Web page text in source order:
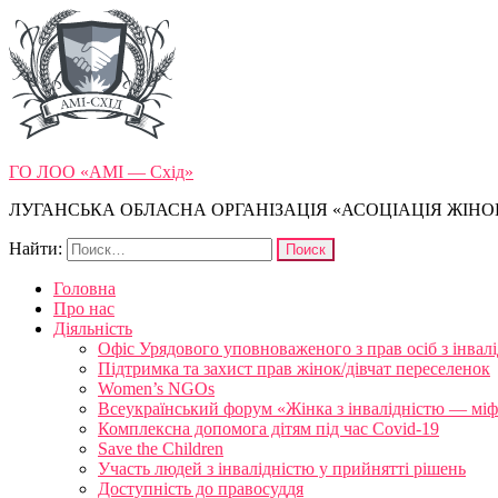
ГО ЛОО «АМІ — Схід»
ЛУГАНСЬКА ОБЛАСНА ОРГАНІЗАЦІЯ «АСОЦІАЦІЯ
Найти:
Головна
Про нас
Діяльність
Офіс Урядового уповноваженого з прав осіб з
Підтримка та захист прав жінок/дівчат переселенок
Women’s NGOs
Всеукраїнський форум «Жінка з інвалідністю —
Комплексна допомога дітям під час Covid-19
Save the Children
Участь людей з інвалідністю у прийнятті рішень
Доступність до правосуддя